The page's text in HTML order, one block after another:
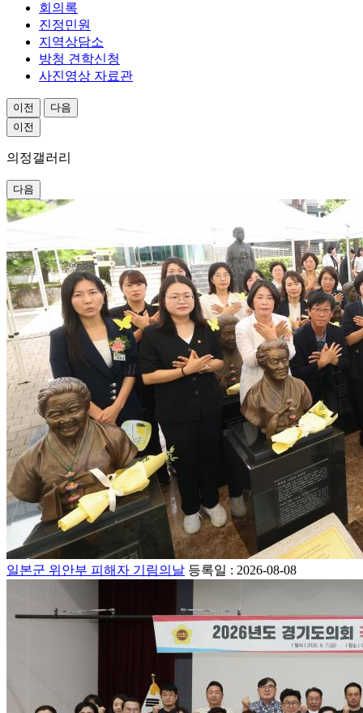
회의록
진정민원
지역상담소
방청 견학신청
사진영상 자료관
이전
다음
이전
의정갤러리
다음
일본군 위안부 피해자 기림의날 등록일 : 2026-08-08